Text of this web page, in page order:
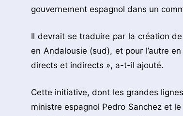
gouvernement espagnol dans un
Il devrait se traduire par la création
en Andalousie (sud), et pour l’autre
directs et indirects », a-t-il ajouté.
Cette initiative, dont les grandes
ministre espagnol Pedro Sanchez et